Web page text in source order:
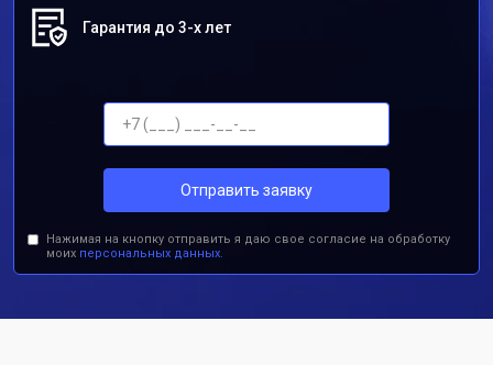
Гарантия до 3-х лет
Отправить заявку
Нажимая на кнопку отправить я даю свое согласие на обработку
моих персональных данных.